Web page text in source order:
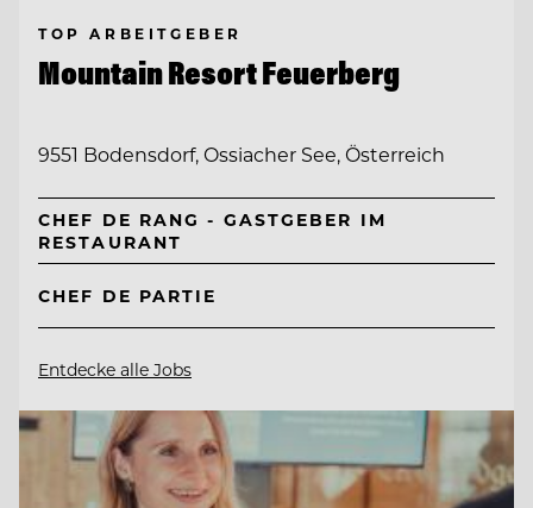
TOP ARBEITGEBER
Mountain Resort Feuerberg
9551 Bodensdorf, Ossiacher See, Österreich
CHEF DE RANG - GASTGEBER IM
RESTAURANT
CHEF DE PARTIE
Entdecke alle Jobs